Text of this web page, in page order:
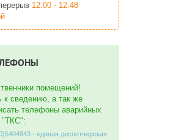
12:00 - 12:48
помещений!
к сведению, а так же
телефоны аварийных
- единая диспетчерская